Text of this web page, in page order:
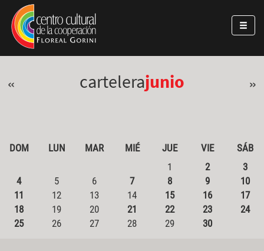
Pasar al contenido principal
Jump to main content
« cartelerajunio »
DOM LUN MAR MIÉ JUE VIE
SÁB
1
2
3
4
5 6 7 8 9
10
11
12 13 14 15 16
17
18
19 20 21 22 23
24
25
26 27 28 29 30